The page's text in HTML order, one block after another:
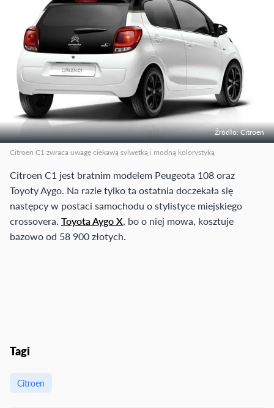
Źródło: Citroen
Citroen C1 zwraca uwagę ciekawą sylwetką i modną kolorystyką
Citroen C1 jest bratnim modelem Peugeota 108 oraz
Toyoty Aygo. Na razie tylko ta ostatnia doczekała się
następcy w postaci samochodu o stylistyce miejskiego
crossovera. Toyota Aygo X, bo o niej mowa, kosztuje
bazowo od 58 900 złotych.
Tagi
Citroen